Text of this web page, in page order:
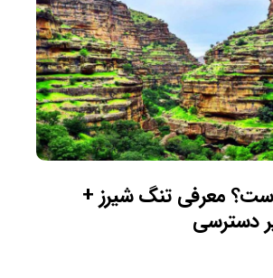
معرفی تنگ شیرز +
دسترسی